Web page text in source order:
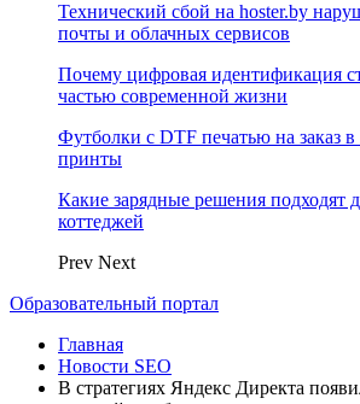
Технический сбой на hoster.by
почты и облачных сервисов
Почему цифровая идентификация
частью современной жизни
Футболки с DTF печатью на заказ
принты
Какие зарядные решения подходят
коттеджей
Prev Next
Образовательный портал
Главная
Новости SEO
В стратегиях Яндекс Директа